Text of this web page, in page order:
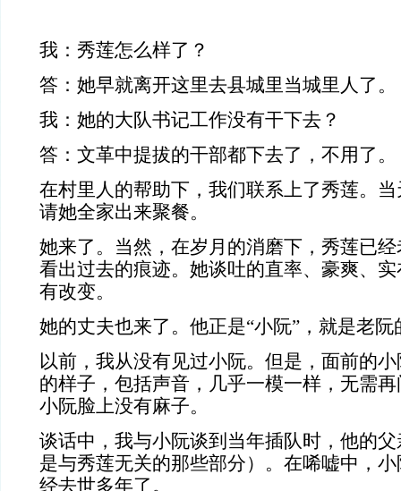
我：秀莲怎么样了？
答：她早就离开这里去县城里当城里人了。
我：她的大队书记工作没有干下去？
答：文革中提拔的干部都下去了，不用了。
在村里人的帮助下，我们联系上了秀莲。
请她全家出来聚餐。
她来了。当然，在岁月的消磨下，秀莲已
看出过去的痕迹。她谈吐的直率、豪爽、
有改变。
她的丈夫也来了。他正是“小阮”，就是老阮
以前，我从没有见过小阮。但是，面前的
的样子，包括声音，几乎一模一样，无需
小阮脸上没有麻子。
谈话中，我与小阮谈到当年插队时，他的
是与秀莲无关的那些部分）。在唏嘘中，
经去世多年了。